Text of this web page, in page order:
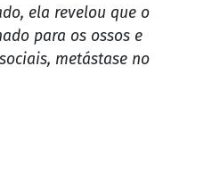
ela revelou que o
para os ossos e
metástase no